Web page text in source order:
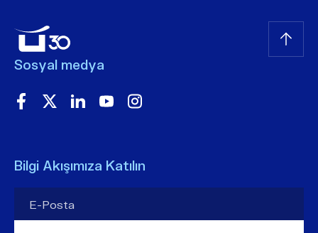
Sosyal medya
Bilgi Akışımıza Katılın